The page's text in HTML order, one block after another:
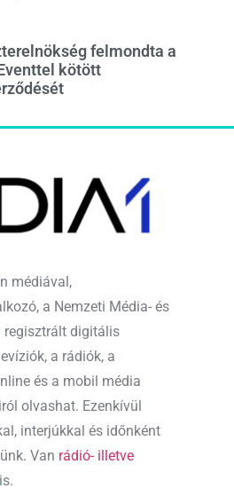
felmondta a
kötött
médiával,
a Nemzeti Média- és
regisztrált digitális
a rádiók, a
és a mobil média
olvashat. Ezenkívül
interjúkkal és időnként
Van rádió- illetve
is.